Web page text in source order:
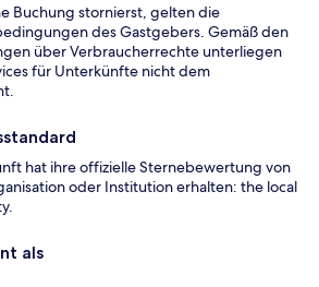
Buchung stornierst, gelten die
des Gastgebers. Gemäß den
über Verbraucherrechte unterliegen
für Unterkünfte nicht dem
hat ihre offizielle Sternebewertung von
oder Institution erhalten: the local
als